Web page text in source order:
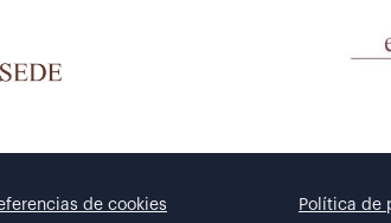
de cookies Política de